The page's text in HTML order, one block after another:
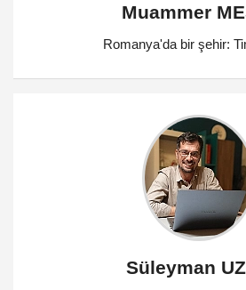
Muammer
Romanya'da bir şehir:
Süleyman